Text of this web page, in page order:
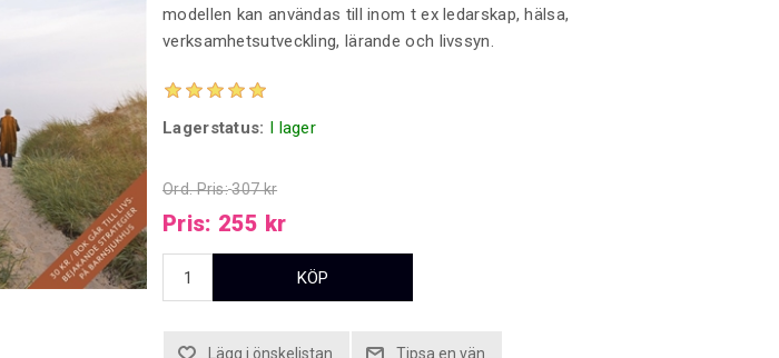
modellen kan användas till inom t ex ledarskap, hälsa,
verksamhetsutveckling, lärande och livssyn.
Lagerstatus: I lager
Ord. Pris: 307 kr
Pris: 255 kr